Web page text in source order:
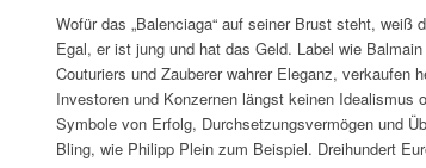
Wofür das „Balenciaga“ auf seiner Brust steht, weiß
Egal, er ist jung und hat das Geld. Label wie
Couturiers und Zauberer wahrer Eleganz, verkaufen
Investoren und Konzernen längst keinen Idealismus
Symbole von Erfolg, Durchsetzungsvermögen und
Bling, wie Philipp Plein zum Beispiel. Dreihundert